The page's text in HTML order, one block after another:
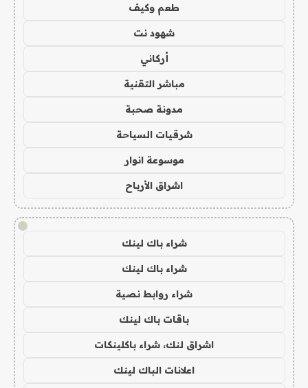
طعم وكيف
شهود نت
أركاني
مباشر التقنية
مدونة صحبة
شرقيات السياحة
موسوعة انوار
اشراق الأرباح
!
شراء باك لينك
شراء باك لينك
شراء روابط نصية
باقات باك لينك
اشراق لنك، شراء باكلينكات
اعلانات الباك لينك